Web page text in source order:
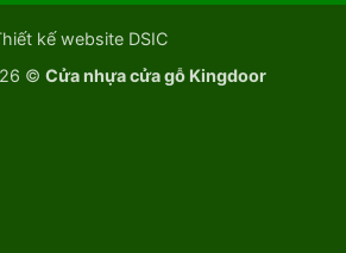
kế website DSIC
© Cửa nhựa cửa gỗ Kingdoor